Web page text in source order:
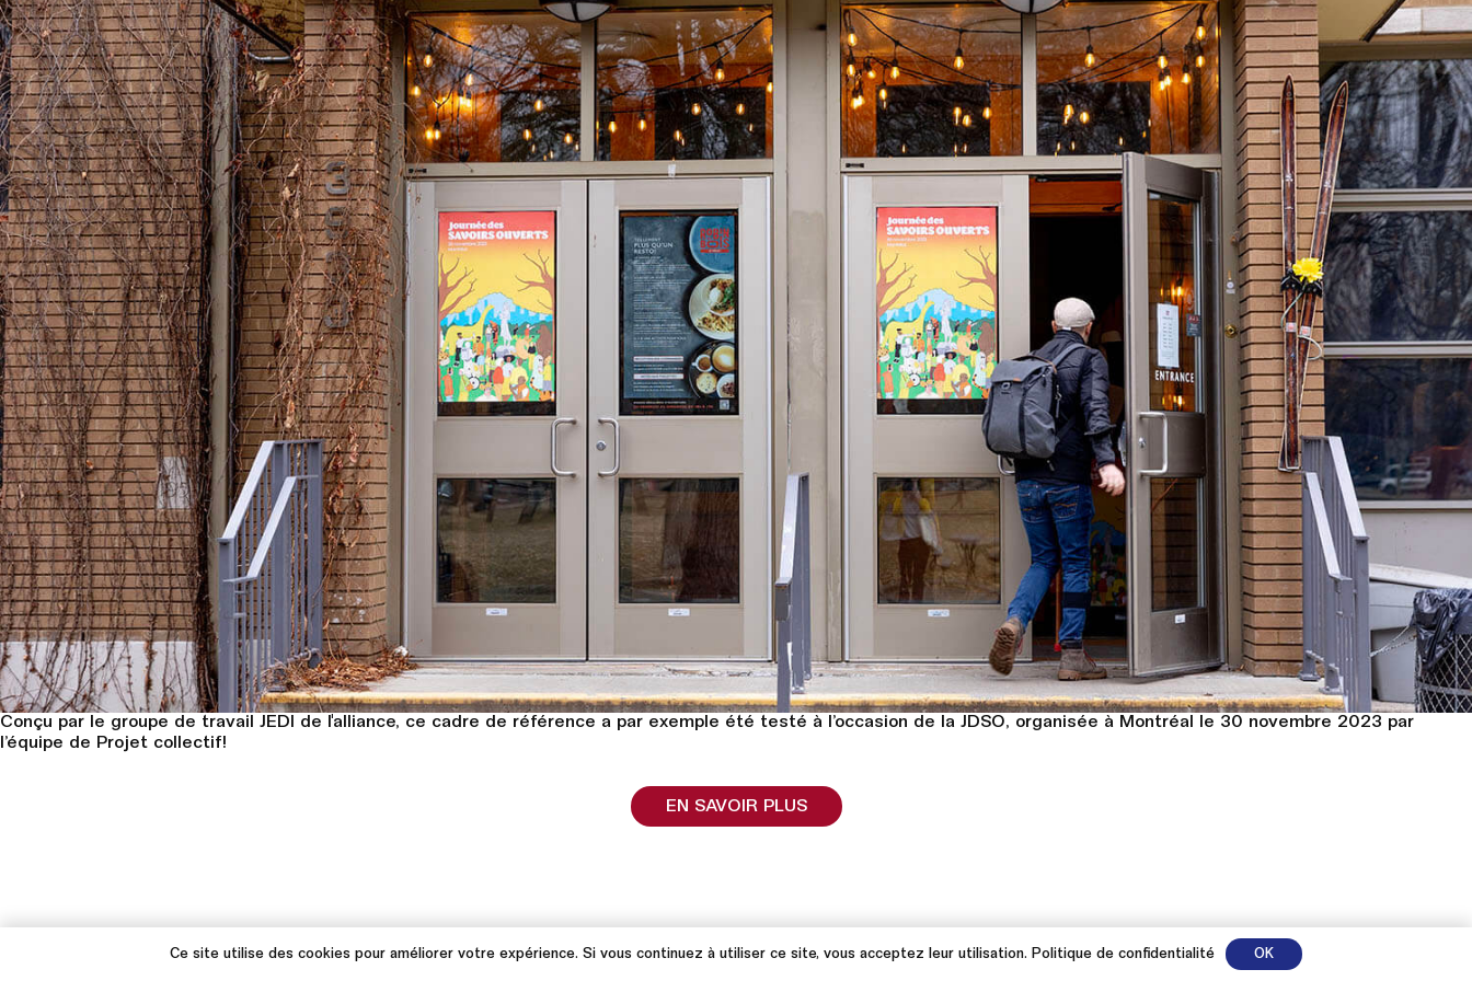
Conçu par le groupe de travail JEDI de l'alliance, ce cadre de référence a par exemple été testé à l’occasion de la JDSO, organisée à Montréal le 30 novembre 2023 par
l’équipe de Projet collectif!
EN SAVOIR PLUS
Ce site utilise des cookies pour améliorer votre expérience. Si vous continuez à utiliser ce site, vous acceptez leur utilisation. Politique de confidentialité OK